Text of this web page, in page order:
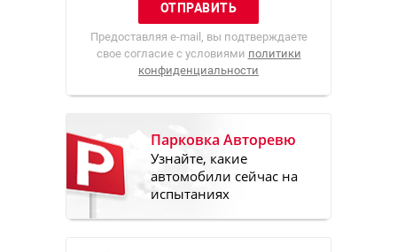
Предоставляя e-mail, вы подтверждаете
свое согласие с условиями политики
конфиденциальности
Парковка Авторевю
Узнайте, какие
автомобили сейчас на
испытаниях